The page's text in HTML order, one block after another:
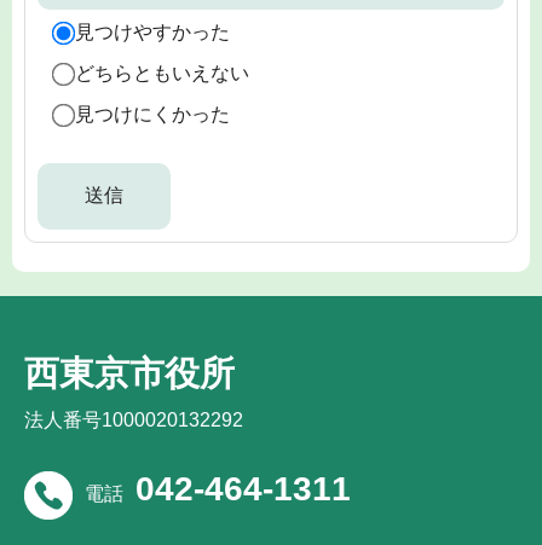
見つけやすかった
どちらともいえない
見つけにくかった
西東京市役所
法人番号1000020132292
電話 042-464-1311